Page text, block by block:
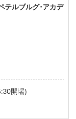
テルブルグ･アカデ
開場)